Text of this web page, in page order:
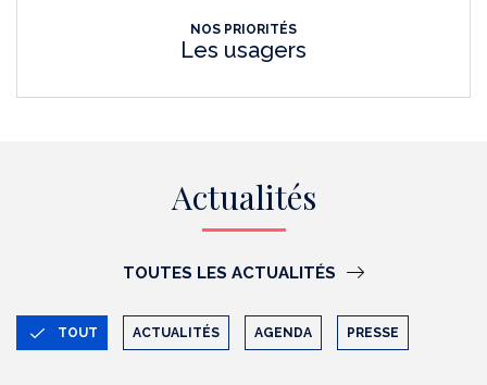
NOS PRIORITÉS
Les usagers
Actualités
TOUTES LES ACTUALITÉS
TOUT ACTUALITÉS AGENDA PRESSE